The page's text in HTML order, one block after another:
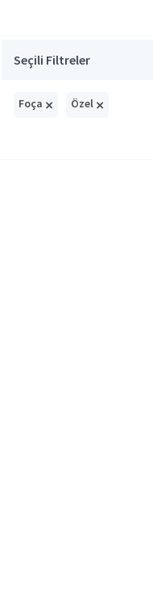
Seçili Filtreler
Foça × Özel ×